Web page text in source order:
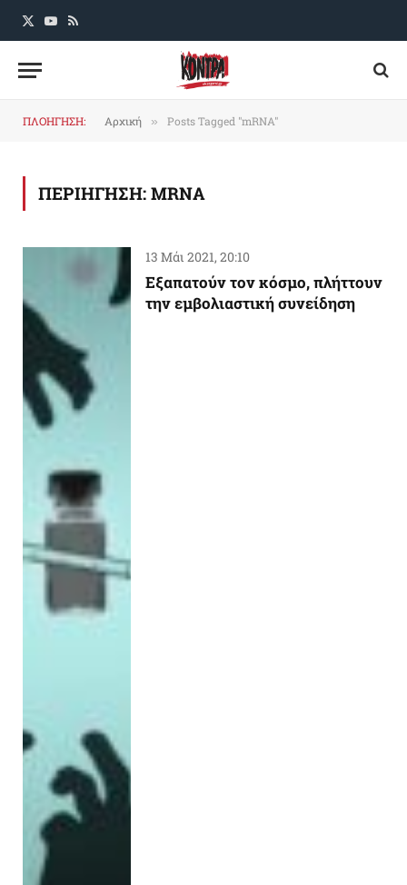
X
YouTube
RSS
ΠΛΟΗΓΗΣΗ: Αρχική » Posts Tagged "mRNA"
ΠΕΡΙΗΓΗΣΗ:MRNA
13 Μάι 2021, 20:10
Εξαπατούν τον κόσμο, πλήττουν
την εμβολιαστική συνείδηση